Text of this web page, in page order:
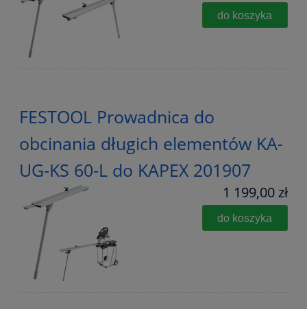
do koszyka
FESTOOL Prowadnica do
obcinania długich elementów KA-
UG-KS 60-L do KAPEX 201907
1 199,00 zł
do koszyka